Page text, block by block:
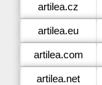
artilea.cz
artilea.eu
artilea.com
artilea.net